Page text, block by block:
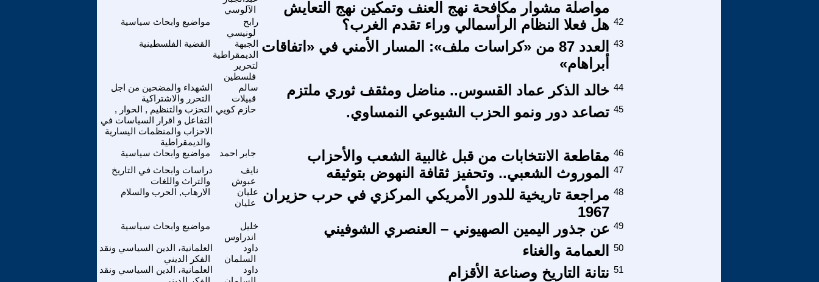
الآلوسي
مواصلة مشوار مكافحة نهج العنف وتمكين نهج التعايش
مواضيع وابحاث سياسية
رابح
لونيسي
هل فعلا النظام الرأسمالي وراء تقدم الغرب؟ 42
القضية الفلسطينية
الجبهة
الديمقراطية
لتحرير
فلسطين
العدد 87 من «كراسات ملف»: المسار الأمني في «اتفاقات
أبراهام»
43
الشهداء والمضحين من اجل
التحرر والاشتراكية
سالم
قبيلات
خالد الذكر عماد القسوس.. مناضل ومثقف ثوري ملتزم 44
التحزب والتنظيم , الحوار ,
التفاعل و اقرار السياسات في
الاحزاب والمنظمات اليسارية
والديمقراطية
حازم كويي تصاعد دور ونمو الحزب الشيوعي النمساوي. 45
مواضيع وابحاث سياسية جابر احمد مقاطعة الانتخابات من قبل غالبية الشعب والأحزاب 46
دراسات وابحاث في التاريخ
والتراث واللغات
نايف
عبوش
الموروث الشعبي.. وتحفيز ثقافة النهوض بتوثيقه 47
الارهاب, الحرب والسلام
عليان
عليان
مراجعة تاريخية للدور الأمريكي المركزي في حرب حزيران
1967
48
مواضيع وابحاث سياسية
خليل
اندراوس
عن جذور اليمين الصهيوني – العنصري الشوفيني 49
العلمانية، الدين السياسي ونقد
الفكر الديني
داود
السلمان
العمامة والغناء 50
العلمانية، الدين السياسي ونقد
داود
نتانة التاريخ وصناعة الأقزام 51